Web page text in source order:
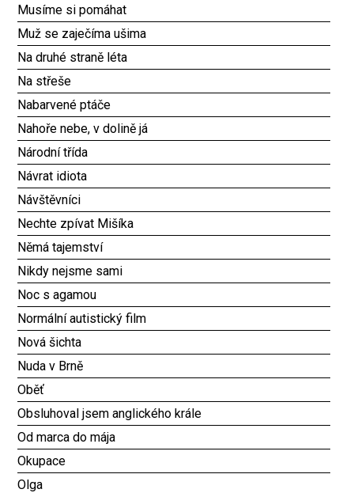
Musíme si pomáhat
Muž se zaječíma ušima
Na druhé straně léta
Na střeše
Nabarvené ptáče
Nahoře nebe, v dolině já
Národní třída
Návrat idiota
Návštěvníci
Nechte zpívat Mišíka
Němá tajemství
Nikdy nejsme sami
Noc s agamou
Normální autistický film
Nová šichta
Nuda v Brně
Oběť
Obsluhoval jsem anglického krále
Od marca do mája
Okupace
Olga